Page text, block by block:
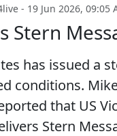
- 19 Jun 2026, 09:05
Stern
has issued a
conditions.
that US
Stern